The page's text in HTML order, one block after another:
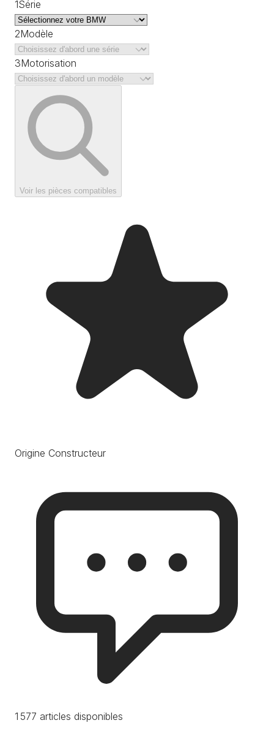
1Série
2Modèle
3Motorisation
Voir les pièces compatibles
Origine Constructeur
1 577 articles disponibles